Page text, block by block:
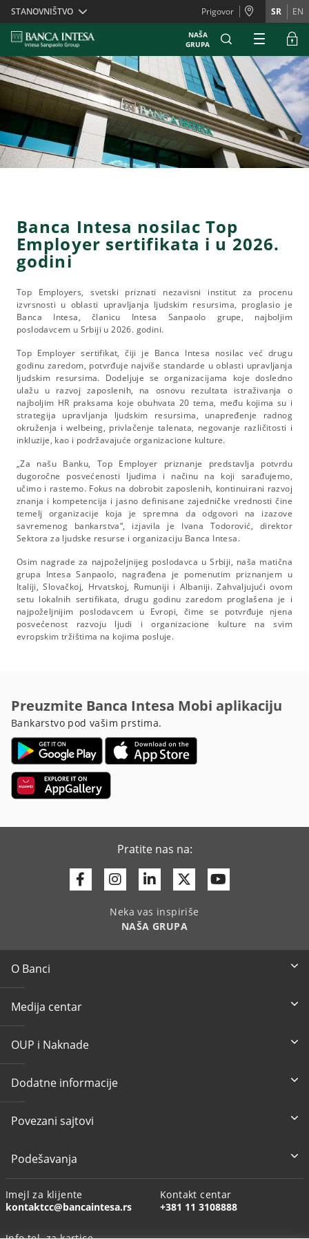
Skiplinks
STANOVNIŠTVO Prigovor SR EN
NAŠA
GRUPA
Banca Intesa nosilac Top
Employer sertifikata i u 2026.
godini
Top Employers, svetski priznati nezavisni institut za procenu
izvrsnosti u oblasti upravljanja ljudskim resursima, proglasio je
Banca Intesa, članicu Intesa Sanpaolo grupe, najboljim
poslodavcem u Srbiji u 2026. godini.
Top Employer sertifikat, čiji je Banca Intesa nosilac već drugu
godinu zaredom, potvrđuje najviše standarde u oblasti upravljanja
ljudskim resursima. Dodeljuje se organizacijama koje dosledno
ulažu u razvoj zaposlenih, na osnovu rezultata istraživanja o
najboljim HR praksama koje obuhvata 20 tema, među kojima su i
strategija upravljanja ljudskim resursima, unapređenje radnog
okruženja i welbeing, privlačenje talenata, negovanje različitosti i
inkluzije, kao i podržavajuće organizacione kulture.
„Za našu Banku, Top Employer priznanje predstavlja potvrdu
dugoročne posvećenosti ljudima i načinu na koji sarađujemo,
učimo i rastemo. Fokus na dobrobit zaposlenih, kontinuirani razvoj
znanja i kompetencija i jasno definisane zajedničke vrednosti čine
temelj organizacije koja je spremna da odgovori na izazove
savremenog bankarstva“, izjavila je Ivana Todorović, direktor
Sektora za ljudske resurse i organizaciju Banca Intesa.
Osim nagrade za najpoželjnijeg poslodavca u Srbiji, naša matična
grupa Intesa Sanpaolo, nagrađena je pomenutim priznanjem u
Italiji, Slovačkoj, Hrvatskoj, Rumuniji i Albaniji. Zahvaljujući ovom
setu lokalnih sertifikata, drugu godinu zaredom proglašena je i
najpoželjnijim poslodavcem u Evropi, čime se potvrđuje njena
posvećenost razvoju ljudi i organizacione kulture na svim
evropskim tržištima na kojima posluje.
Preuzmite Banca Intesa Mobi aplikaciju
Bankarstvo pod vašim prstima.
Pratite nas na:
FacebookInstagram
LinkedinTwitter
Neka vas inspiriše
NAŠA GRUPA
O Banci
Medija centar
OUP i Naknade
Dodatne informacije
Povezani sajtovi
Podešavanja
Imejl za klijente
kontaktcc@bancaintesa.rs
Kontakt centar
+381 11 3108888